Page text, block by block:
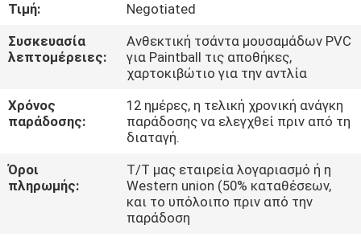
COMPANY
NEWS
SITEMAP
POLICY
Τιμή:
Negotiated
Συσκευασία
λεπτομέρειες:
Ανθεκτική τσάντα μουσαμάδων PVC
για Paintball τις αποθήκες,
χαρτοκιβώτιο για την αντλία
Χρόνος
παράδοσης:
12 ημέρες, η τελική χρονική ανάγκη
παράδοσης να ελεγχθεί πριν από τη
διαταγή.
Όροι
πληρωμής:
T/T μας εταιρεία λογαριασμό ή η
Western union (50% καταθέσεων,
και το υπόλοιπο πριν από την
παράδοση